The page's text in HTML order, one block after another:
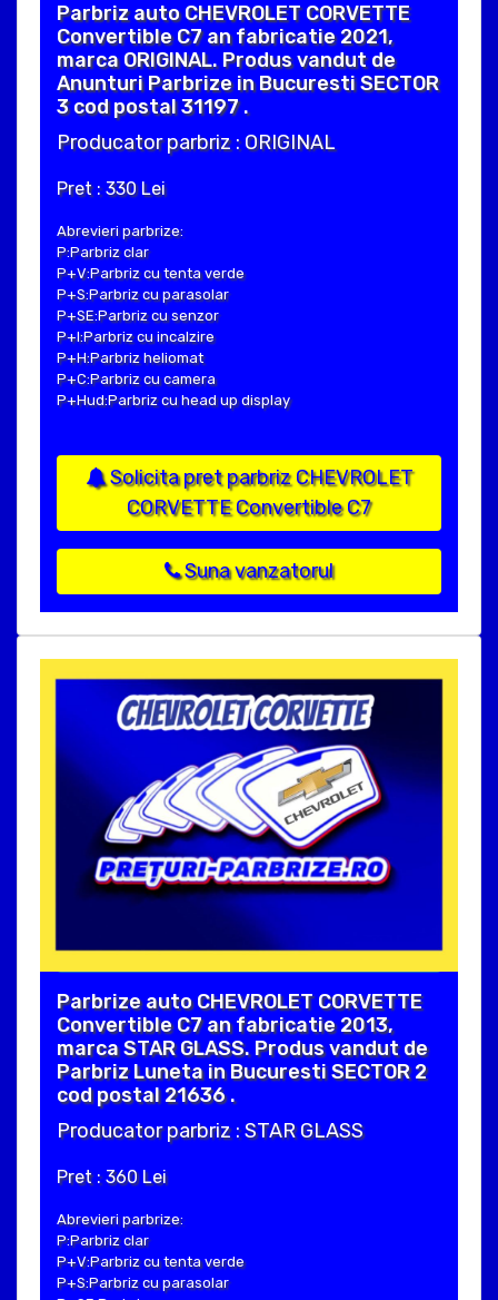
Parbriz auto CHEVROLET CORVETTE
Convertible C7 an fabricatie 2021,
marca ORIGINAL. Produs vandut de
Anunturi Parbrize in Bucuresti SECTOR
3 cod postal 31197 .
Producator parbriz : ORIGINAL
Pret : 330 Lei
Abrevieri parbrize:
P:Parbriz clar
P+V:Parbriz cu tenta verde
P+S:Parbriz cu parasolar
P+SE:Parbriz cu senzor
P+I:Parbriz cu incalzire
P+H:Parbriz heliomat
P+C:Parbriz cu camera
P+Hud:Parbriz cu head up display
Solicita pret parbriz CHEVROLET
CORVETTE Convertible C7
Suna vanzatorul
Parbrize auto CHEVROLET CORVETTE
Convertible C7 an fabricatie 2013,
marca STAR GLASS. Produs vandut de
Parbriz Luneta in Bucuresti SECTOR 2
cod postal 21636 .
Producator parbriz : STAR GLASS
Pret : 360 Lei
Abrevieri parbrize:
P:Parbriz clar
P+V:Parbriz cu tenta verde
P+S:Parbriz cu parasolar